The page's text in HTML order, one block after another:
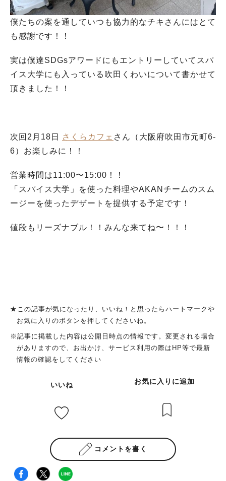
僕たちの案を通していつも協力的なチキさんにはとて
も感謝です！！
実は僕達SDGsアワードにもエントリーしていてスパ
イス大学にも入っている吹田くわいについて書かせて
頂きました！！
次回2月18日 さくらカフェ さん（大阪府吹田市元町6-
6）お楽しみに！！
営業時間は11:00〜15:00！！
「スパイス大学」を使った料理やAKANチームのスム
ージーを使ったデザートを提供する予定です！
値段もリーズナブル！！みんな来てね〜！！！
★この記事が気になったり、いいね！と思ったらハートマークや
お気に入りのボタンを押してくださいね。
※記事に掲載した内容は公開日時点の情報です。変更される場合
がありますので、お出かけ、サービス利用の際はHP等で最新
情報の確認をしてください
いいね お気に入りに追加
コメントを書く